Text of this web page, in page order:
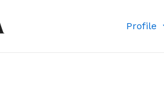
Profile